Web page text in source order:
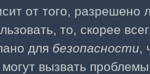
от того,
то, скорее
для безопасности,
могут вызвать